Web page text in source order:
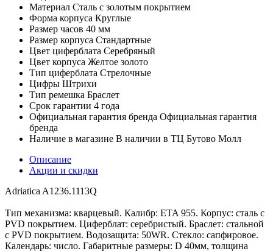
Материал Сталь с золотым покрытием
Форма корпуса Круглые
Размер часов 40 мм
Размер корпуса Стандартные
Цвет циферблата Серебряный
Цвет корпуса Желтое золото
Тип циферблата Стрелочные
Цифры Штрихи
Тип ремешка Браслет
Срок гарантии 4 года
Официальная гарантия бренда Официальная гарантия
бренда
Наличие в магазине В наличии в ТЦ Бутово Молл
Описание
Акции и скидки
Adriatica A1236.1113Q
Тип механизма: кварцевый. Калибр: ETA 955. Корпус: сталь с
PVD покрытием. Циферблат: серебристый. Браслет: стальной
с PVD покрытием. Водозащита: 50WR. Стекло: сапфировое.
Календарь: число. Габаритные размеры: D 40мм, толщина